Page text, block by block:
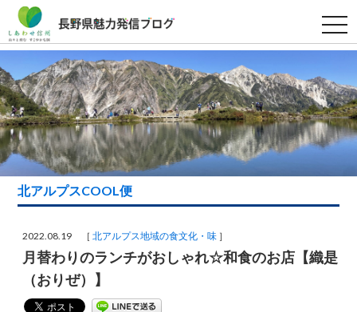
t
o
g
e
n
a
v
i
g
i
北アルプスCOOL便
2022.08.19 ［北アルプス地域の食文化・味 ］
月替わりのランチがおしゃれ☆和食のお店【織是
（おりぜ）】